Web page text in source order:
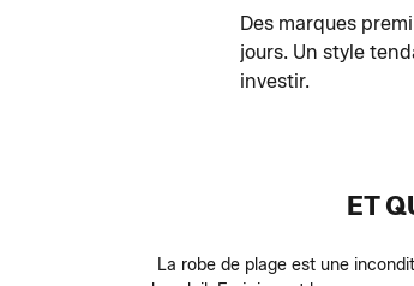
Des marques
jours. Un style
investir.
ET
La robe de plage est une